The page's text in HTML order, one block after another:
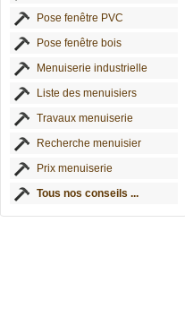
Pose fenêtre PVC
Pose fenêtre bois
Menuiserie industrielle
Liste des menuisiers
Travaux menuiserie
Recherche menuisier
Prix menuiserie
Tous nos conseils ...